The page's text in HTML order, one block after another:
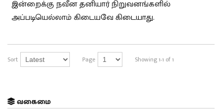
இன்றைக்கு நவீன தனியார் நிறுவனங்களில்
அப்படியெல்லாம் கிடையவே கிடையாது.
Sort Page Showing 1-1 of 1
வகைமை